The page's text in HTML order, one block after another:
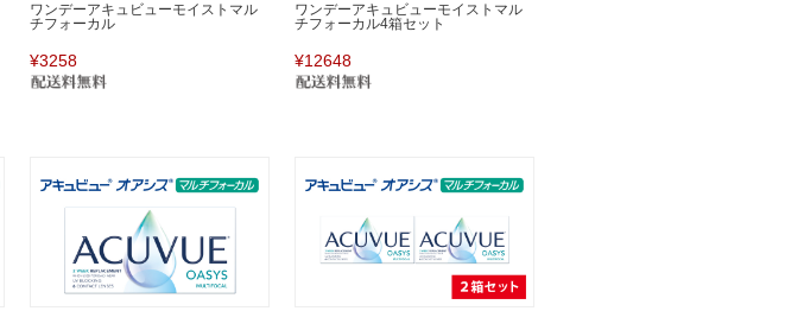
ワンデーアキュビューモイストマル
チフォーカル
¥3258
ワンデーアキュビューモイストマル
チフォーカル4箱セット
¥12648